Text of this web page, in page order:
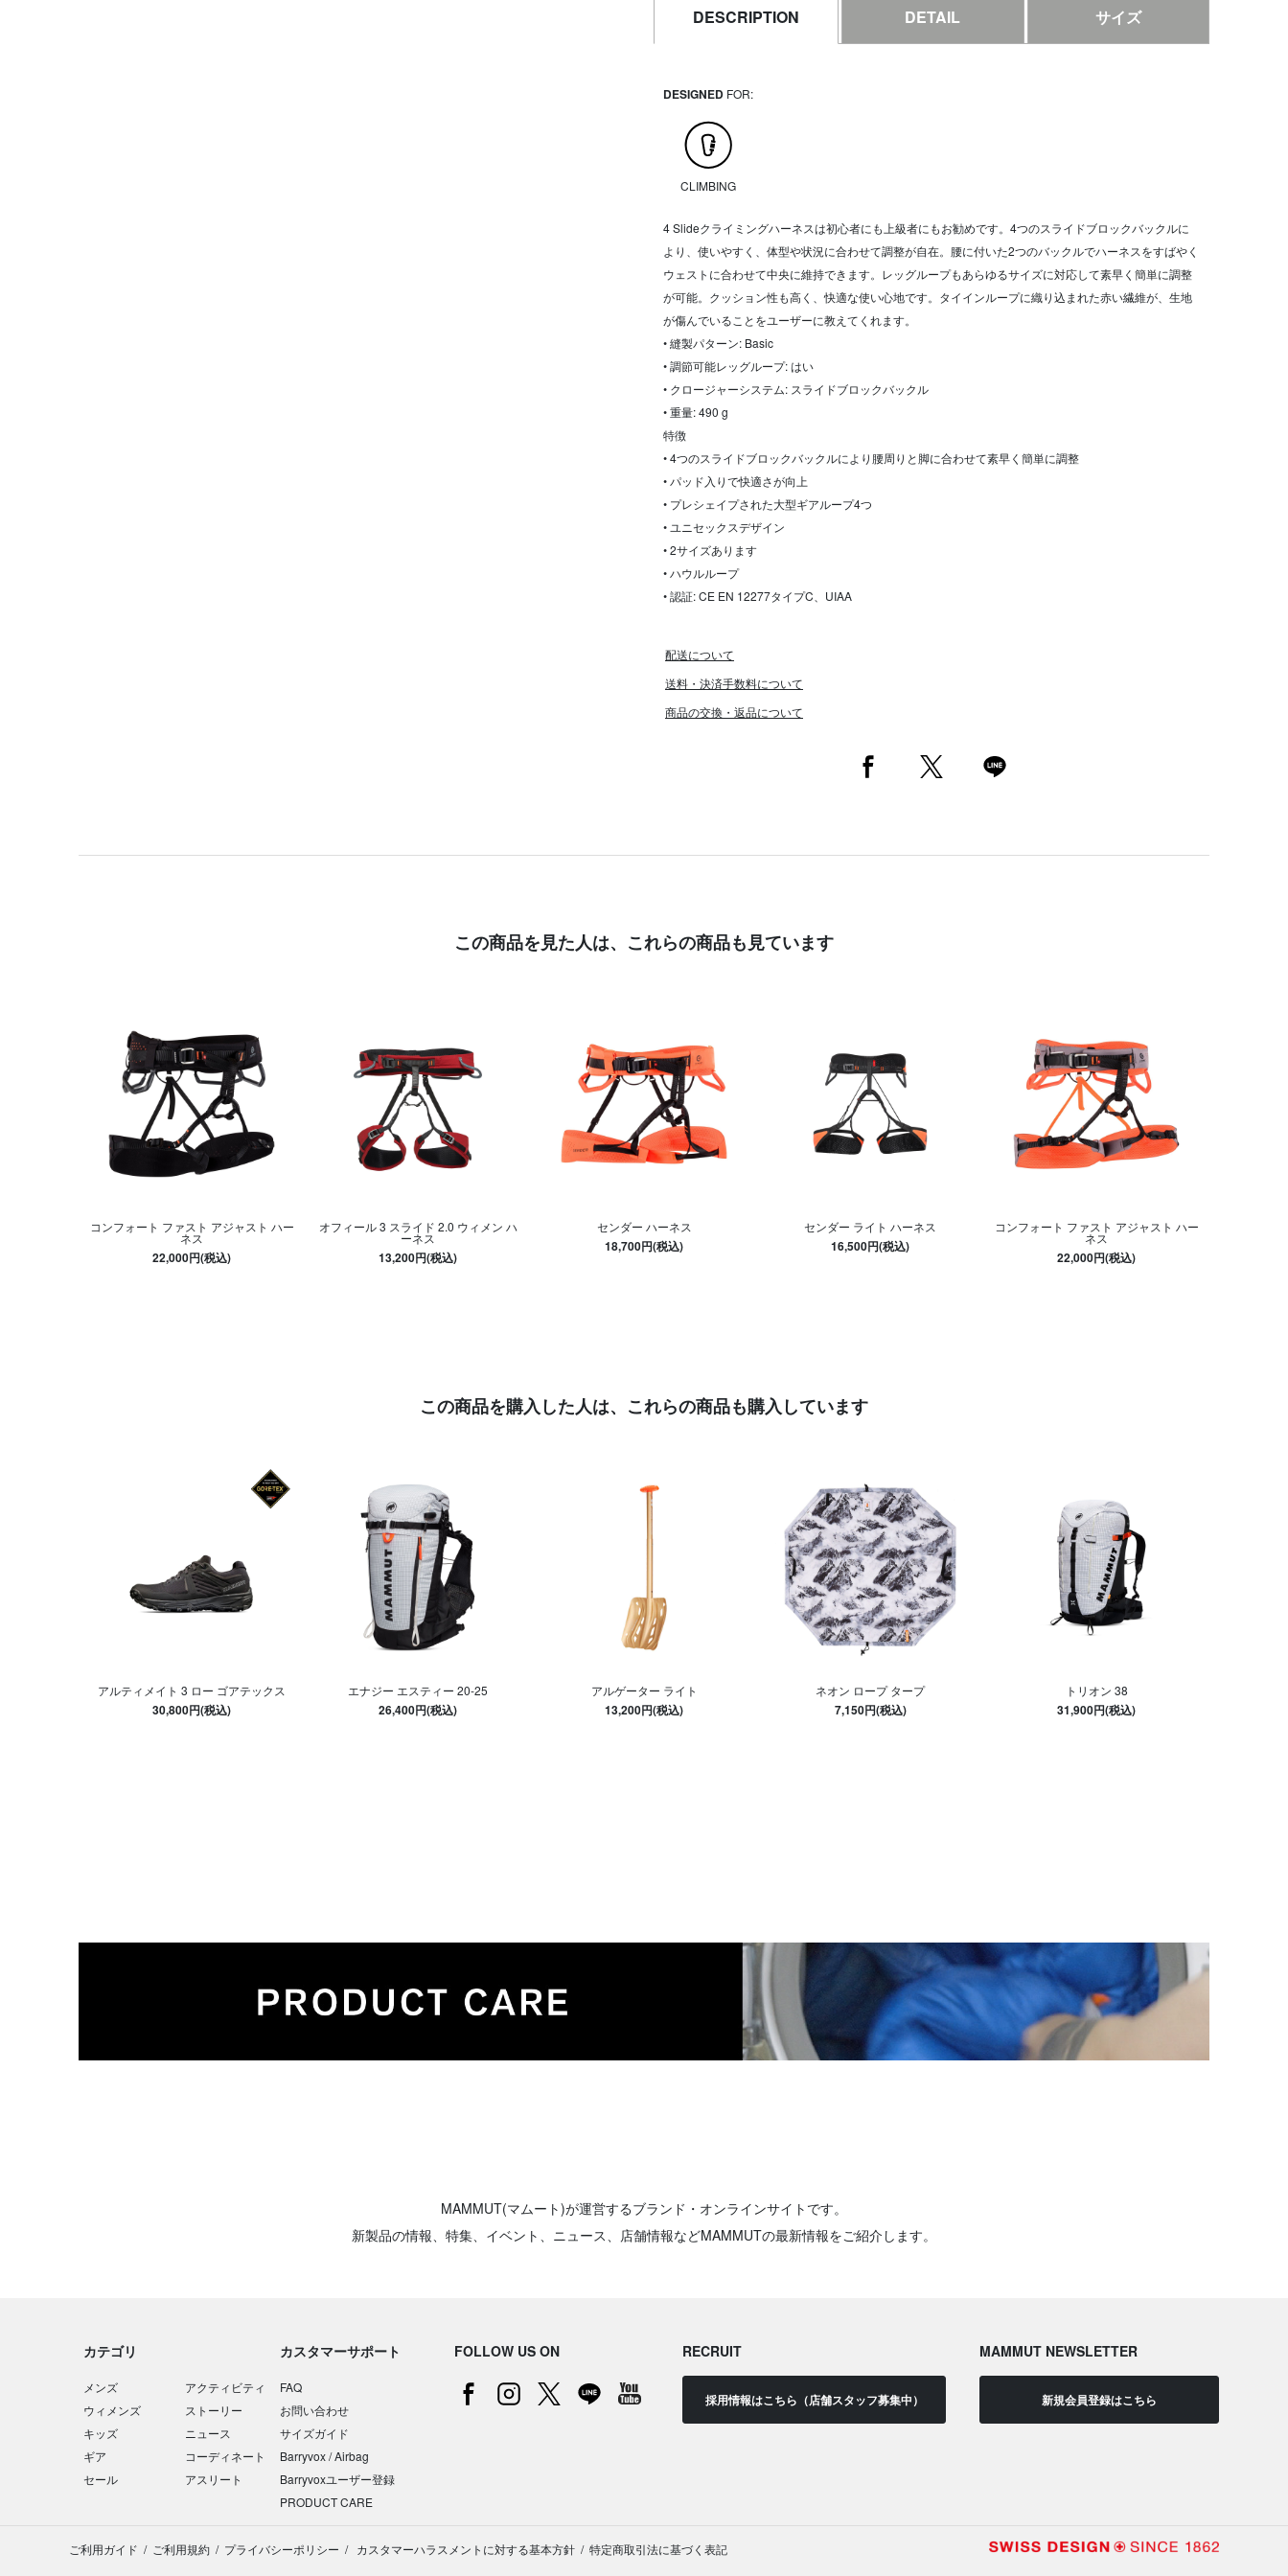
DESCRIPTION DETAIL サイズ
DESIGNED FOR:
CLIMBING
4 Slideクライミングハーネスは初心者にも上級者にもお勧めです。4つのスライドブロックバックルに
より、使いやすく、体型や状況に合わせて調整が自在。腰に付いた2つのバックルでハーネスをすばやく
ウェストに合わせて中央に維持できます。レッグループもあらゆるサイズに対応して素早く簡単に調整
が可能。クッション性も高く、快適な使い心地です。タイインループに織り込まれた赤い繊維が、生地
が傷んでいることをユーザーに教えてくれます。
• 縫製パターン: Basic
• 調節可能レッグループ: はい
• クロージャーシステム: スライドブロックバックル
• 重量: 490 g
特徴
• 4つのスライドブロックバックルにより腰周りと脚に合わせて素早く簡単に調整
• パッド入りで快適さが向上
• プレシェイプされた大型ギアループ4つ
• ユニセックスデザイン
• 2サイズあります
• ハウルループ
• 認証: CE EN 12277タイプC、UIAA
配送について
送料・決済手数料について
商品の交換・返品について
この商品を見た人は、 これらの商品も見ています
コンフォート ファスト アジャスト ハー
ネス
22,000円(税込)
オフィール 3 スライド 2.0 ウィメン ハ
ーネス
13,200円(税込)
センダー ハーネス
18,700円(税込)
センダー ライト ハーネス
16,500円(税込)
コンフォート ファスト アジャスト ハー
ネス
22,000円(税込)
この商品を購入した人は、 これらの商品も購入しています
アルティメイト 3 ロー ゴアテックス
30,800円(税込)
エナジー エスティー 20-25
26,400円(税込)
アルゲーター ライト
13,200円(税込)
ネオン ロープ タープ
7,150円(税込)
トリオン 38
31,900円(税込)
MAMMUT(マムート)が運営するブランド・オンラインサイトです。
新製品の情報、特集、イベント、ニュース、店舗情報などMAMMUTの最新情報をご紹介します。
カテゴリ
メンズ
ウィメンズ
キッズ
ギア
セール
アクティビティ
ストーリー
ニュース
コーディネート
アスリート
カスタマーサポート
FAQ
お問い合わせ
サイズガイド
Barryvox / Airbag
Barryvoxユーザー登録
PRODUCT CARE
FOLLOW US ON RECRUIT
採用情報はこちら（店舗スタッフ募集中）
MAMMUT NEWSLETTER
新規会員登録はこちら
ご利用ガイド ご利用規約 プライバシーポリシー カスタマーハラスメントに対する基本方針 特定商取引法に基づく表記